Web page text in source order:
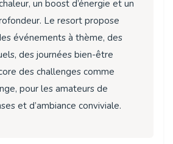
un boost d’énergie et un
Le resort propose
événements à thème, des
des journées bien-être
des challenges comme
pour les amateurs de
et d’ambiance conviviale.